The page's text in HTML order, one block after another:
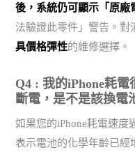
後，系統仍可顯示「原廠
法驗證此零件」警告。對
具價格彈性的維修選擇。
Q4 : 我的iPhone耗
斷電，是不是該換電
如果您的iPhone耗電速度
表示電池的化學年齡已經